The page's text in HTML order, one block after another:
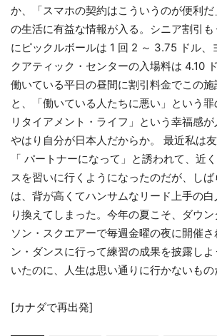
か、「スマホの契約はこういうのが便利
の生活に有益な情報が入る。シニア割引
にピックルボールは 1 回 2 ～ 3.75 ドル、
クアティック・センターの入場料は 4.10
働いている平日の昼間に割引料金でこの
と、「働いている人たちに悪い」という
リタイアメント・ライフ」という幸福感が
やはり自分が日本人だからか。 最近私は
「 パートナーになって」と誘われて、近
スを習いに行くようになったのだが、し
は、背が高くてハンサムなリード上手の
り換えてしまった。今年の夏こそ、ダウ
ソン・スクエアーで毎週金曜の夜に開催
ン・ダンスに行って練習の成果を披露し
いたのに、人生は思い通りに行かないもの
[カナダで再出発]